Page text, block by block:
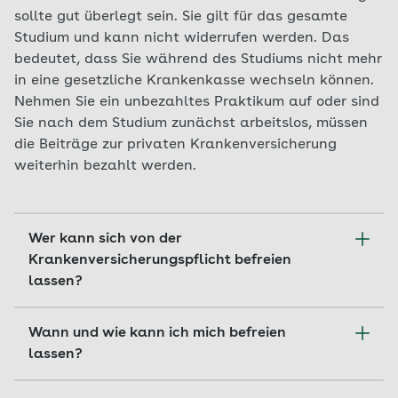
Studieren Sie in einem Land, mit dem
Deutschland kein Sozialversicherungsabkommen
abgeschlossen hat, müssen Sie sich mit einer
privaten Krankenversicherung absichern. Gern
beraten wir Sie, welche Länder das betrifft.
Krankenversicherung
können Sie dafür einen Antrag auf
Mitgliedschaft stellen.
sollte gut überlegt sein. Sie gilt für das gesamte
Studium und kann nicht widerrufen werden. Das
bedeutet, dass Sie während des Studiums nicht mehr
in eine gesetzliche Krankenkasse wechseln können.
Nehmen Sie ein unbezahltes Praktikum auf oder sind
Sie nach dem Studium zunächst arbeitslos, müssen
die Beiträge zur privaten Krankenversicherung
weiterhin bezahlt werden.
Wer kann sich von der
Krankenversicherungspflicht befreien
lassen?
Für Studierende an staatlichen oder staatlich
anerkannten Hochschulen besteht grundsätzlich
Wann und wie kann ich mich befreien
lassen?